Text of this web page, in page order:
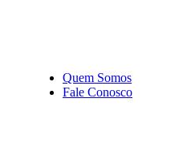
Quem Somos
Fale Conosco